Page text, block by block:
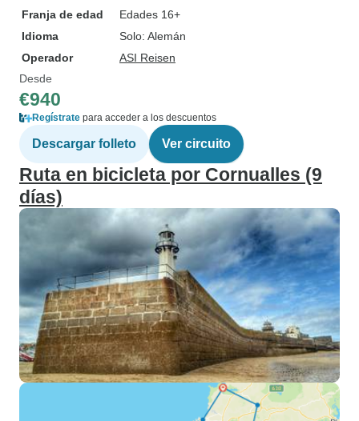
Franja de edad
Edades 16+
Idioma
Solo: Alemán
Operador
ASI Reisen
Desde
€940
Regístrate para acceder a los descuentos
Descargar folleto Ver circuito
Ruta en bicicleta por Cornualles (9
días)